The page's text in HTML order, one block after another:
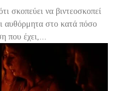
σκοπεύει να βιντεοσκοπεί
αυθόρμητα στο κατά πόσο
που έχει,...